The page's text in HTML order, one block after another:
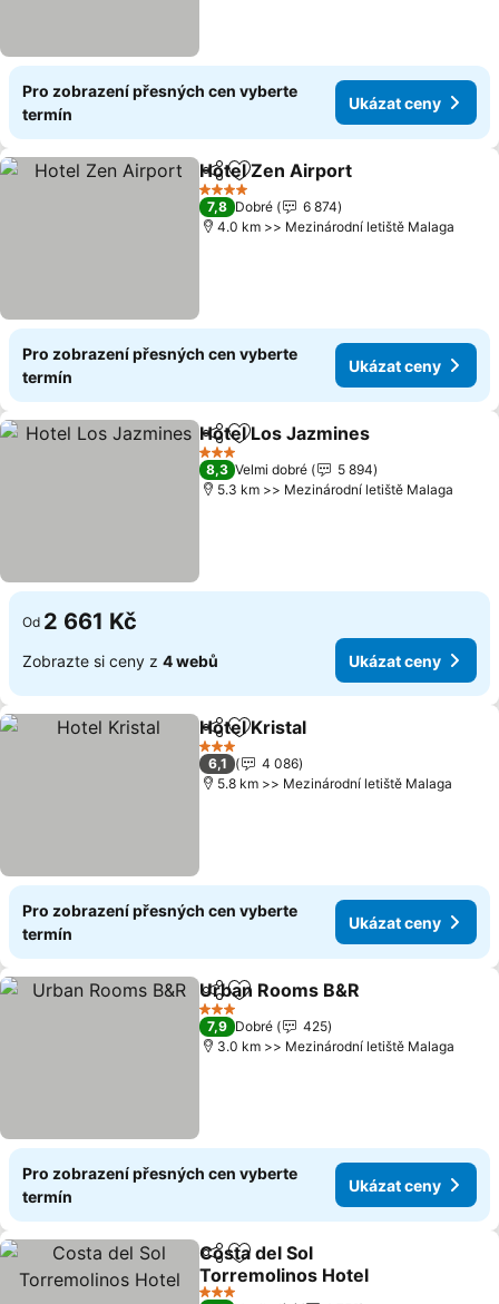
Pro zobrazení přesných cen vyberte
termín
Ukázat ceny
SdíletPřidat na seznam oblíbených
Hotel Zen Airport
4 Počet hvězdiček
7,8 Dobré
6 874
4.0 km >> Mezinárodní letiště Malaga
Pro zobrazení přesných cen vyberte
termín
Ukázat ceny
SdíletPřidat na seznam oblíbených
Hotel Los Jazmines
3 Počet hvězdiček
8,3 Velmi dobré
5 894
5.3 km >> Mezinárodní letiště Malaga
Od 2 661 Kč
Zobrazte si ceny z 4 webů Ukázat ceny
SdíletPřidat na seznam oblíbených
Hotel Kristal
3 Počet hvězdiček
6,1
4 086
5.8 km >> Mezinárodní letiště Malaga
Pro zobrazení přesných cen vyberte
termín
Ukázat ceny
SdíletPřidat na seznam oblíbených
Urban Rooms B&R
3 Počet hvězdiček
7,9 Dobré
425
3.0 km >> Mezinárodní letiště Malaga
Pro zobrazení přesných cen vyberte
termín
Ukázat ceny
SdíletPřidat na seznam oblíbených
Costa del Sol
Torremolinos Hotel
3 Počet hvězdiček